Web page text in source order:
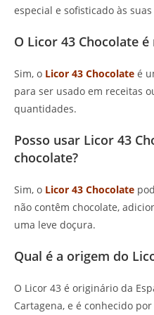
especial e sofisticado às
O Licor 43 Chocolate
Sim, o Licor 43 Chocolate é
para ser usado em receitas
quantidades.
Posso usar Licor 43
chocolate?
Sim, o Licor 43 Chocolate
não contêm chocolate,
uma leve doçura.
Qual é a origem do
O Licor 43 é originário da
Cartagena, e é conhecido